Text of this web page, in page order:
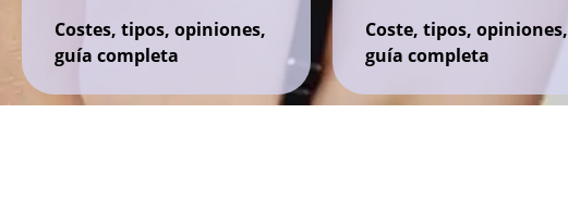
Costes, tipos, opiniones,
guía completa
Coste, tipos, opiniones,
guía completa